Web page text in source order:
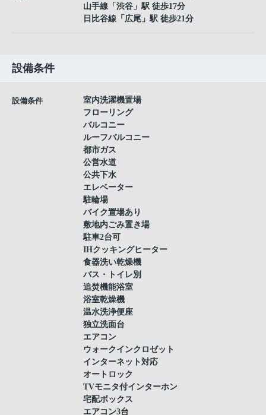
山手線 「 渋谷 」駅 徒歩17分
日比谷線 「 広尾 」駅 徒歩21分
設備条件
設備条件
室内洗濯機置場
フローリング
バルコニー
ルーフバルコニー
都市ガス
公営水道
公共下水
エレベーター
駐輪場
バイク置場あり
敷地内ごみ置き場
駐車2台可
IHクッキングヒーター
食器洗い乾燥機
バス・トイレ別
追焚機能浴室
浴室乾燥機
温水洗浄便座
独立洗面台
エアコン
ウォークインクロゼット
インターネット対応
オートロック
TVモニタ付インターホン
宅配ボックス
エアコン3台